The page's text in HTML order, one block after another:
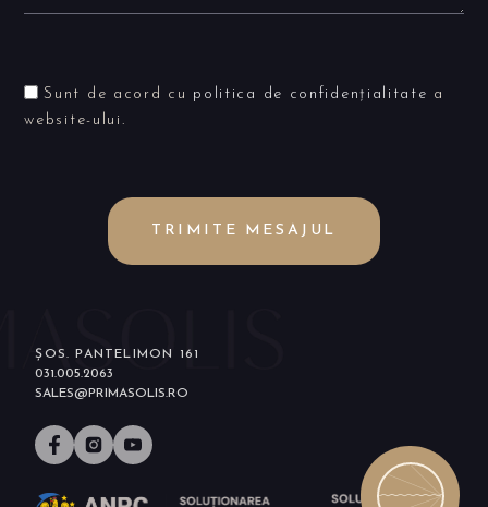
Sunt de acord cu politica de confidențialitate a
website-ului.
TRIMITE MESAJUL
ȘOS. PANTELIMON 161
031.005.2063
SALES@PRIMASOLIS.RO